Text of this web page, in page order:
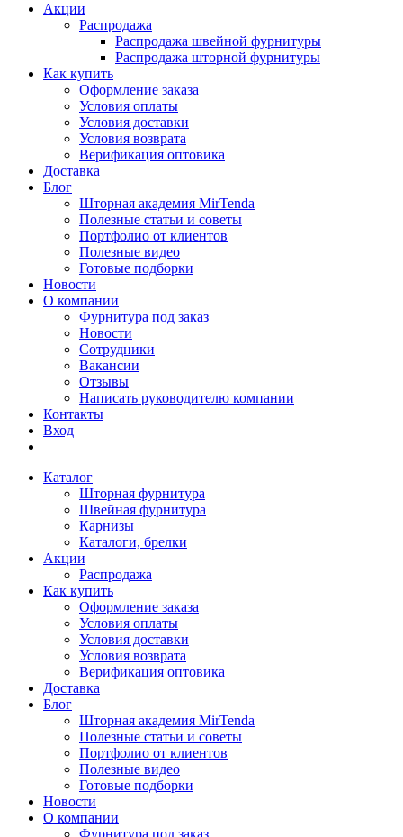
Акции
Распродажа
Распродажа швейной фурнитуры
Распродажа шторной фурнитуры
Как купить
Оформление заказа
Условия оплаты
Условия доставки
Условия возврата
Верификация оптовика
Доставка
Блог
Шторная академия MirTenda
Полезные статьи и советы
Портфолио от клиентов
Полезные видео
Готовые подборки
Новости
О компании
Фурнитура под заказ
Новости
Сотрудники
Вакансии
Отзывы
Написать руководителю компании
Контакты
Вход
Каталог
Шторная фурнитура
Швейная фурнитура
Карнизы
Каталоги, брелки
Акции
Распродажа
Как купить
Оформление заказа
Условия оплаты
Условия доставки
Условия возврата
Верификация оптовика
Доставка
Блог
Шторная академия MirTenda
Полезные статьи и советы
Портфолио от клиентов
Полезные видео
Готовые подборки
Новости
О компании
Фурнитура под заказ